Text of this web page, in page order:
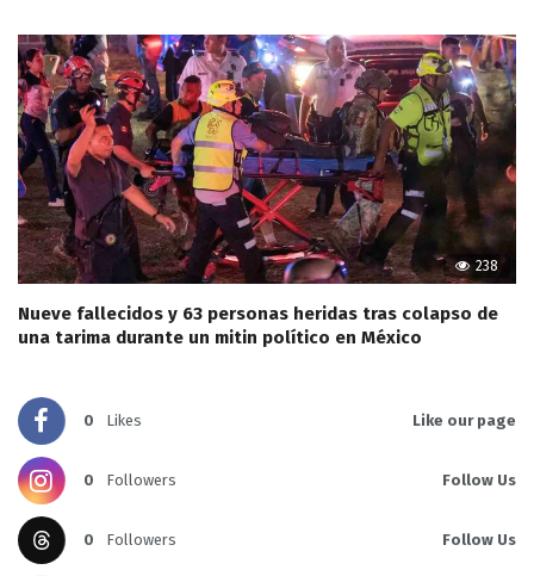
238
Nueve fallecidos y 63 personas heridas tras colapso de
una tarima durante un mitin político en México
0 Likes Like our page
0 Followers Follow Us
0 Followers Follow Us